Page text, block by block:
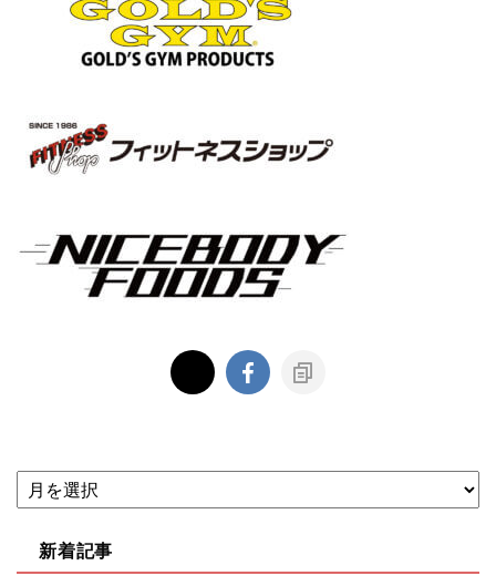
新着記事